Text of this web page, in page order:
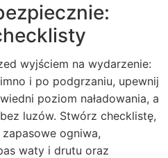
wyjściem na wydarzenie:
i po podgrzaniu, upewnij
poziom naładowania, a
luzów. Stwórz checklistę,
ogniwa,
waty i drutu oraz